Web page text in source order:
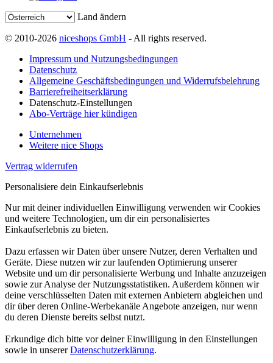
Land ändern
© 2010-2026 niceshops GmbH - All rights reserved.
Impressum und Nutzungsbedingungen
Datenschutz
Allgemeine Geschäftsbedingungen und Widerrufsbelehrung
Barrierefreiheitserklärung
Datenschutz-Einstellungen
Abo-Verträge hier kündigen
Unternehmen
Weitere nice Shops
Vertrag widerrufen
Personalisiere dein Einkaufserlebnis
Nur mit deiner individuellen Einwilligung verwenden wir Cookies
und weitere Technologien, um dir ein personalisiertes
Einkaufserlebnis zu bieten.
Dazu erfassen wir Daten über unsere Nutzer, deren Verhalten und
Geräte. Diese nutzen wir zur laufenden Optimierung unserer
Website und um dir personalisierte Werbung und Inhalte anzuzeigen
sowie zur Analyse der Nutzungsstatistiken. Außerdem können wir
deine verschlüsselten Daten mit externen Anbietern abgleichen und
dir über deren Online-Werbekanäle Angebote anzeigen, nur wenn
du deren Dienste bereits selbst nutzt.
Erkundige dich bitte vor deiner Einwilligung in den Einstellungen
sowie in unsererDatenschutzerklärung.